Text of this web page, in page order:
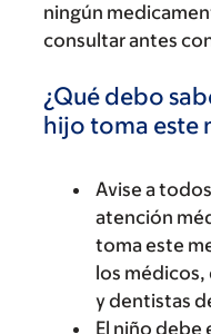
ningún
consultar antes
¿Qué debo
hijo toma este
Avise a
atención
toma este
los
y dentistas
El niño debe